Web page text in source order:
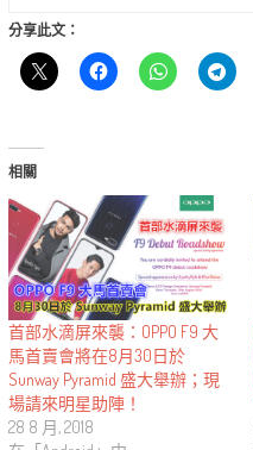
分享此文：
相關
首部水滴屏來襲：OPPO F9 大
馬首賣會將在8月30日於
Sunway Pyramid 盛大舉辦；現
場請來明星助陣！
28 8 月, 2018